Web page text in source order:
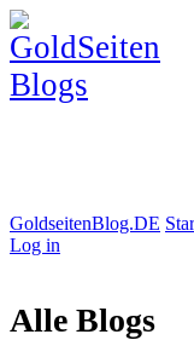
GoldseitenBlog.DE
Log in
Alle Blogs